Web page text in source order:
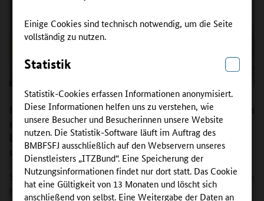
Einige Cookies sind technisch notwendig, um die Seite
vollständig zu nutzen.
Statistik
Statistik-Cookies erfassen Informationen anonymisiert.
Diese Informationen helfen uns zu verstehen, wie
unsere Besucher und Besucherinnen unsere Website
nutzen. Die Statistik-Software läuft im Auftrag des
BMBFSFJ ausschließlich auf den Webservern unseres
Dienstleisters „ITZBund“. Eine Speicherung der
Nutzungsinformationen findet nur dort statt. Das Cookie
hat eine Gültigkeit von 13 Monaten und löscht sich
anschließend von selbst. Eine Weitergabe der Daten an
Frau Walter-Weinbeer, Sie führen seit 1998 gemeinsam
mit Ihrem Vater zwei Friseursalons. Bei welchen
beruflichen Schritten hat Sie das Aufstiegs-BAföG
unterstützt?
Sandra Walter-Weinbeer: „Mit dem Aufstiegs-BAföG konnte ich
mir meine Meisterprüfung finanzieren, ohne ein Darlehen